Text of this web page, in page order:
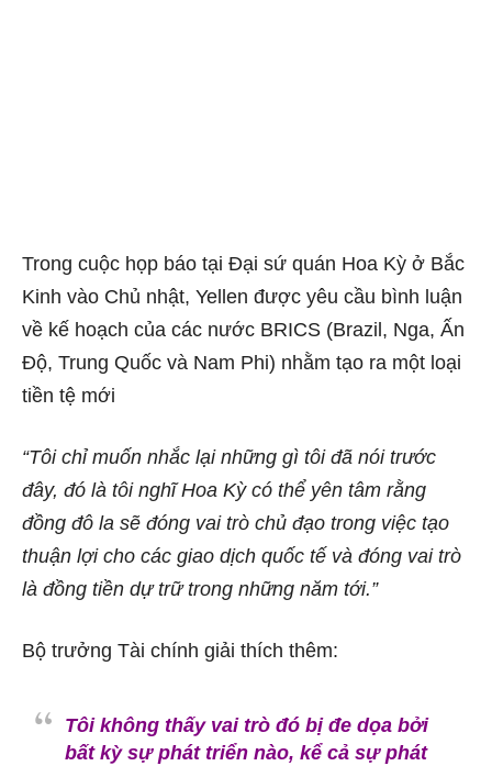
Trong cuộc họp báo tại Đại sứ quán Hoa Kỳ ở Bắc
Kinh vào Chủ nhật, Yellen được yêu cầu bình luận
về kế hoạch của các nước BRICS (Brazil, Nga, Ấn
Độ, Trung Quốc và Nam Phi) nhằm tạo ra một loại
tiền tệ mới
“Tôi chỉ muốn nhắc lại những gì tôi đã nói trước
đây, đó là tôi nghĩ Hoa Kỳ có thể yên tâm rằng
đồng đô la sẽ đóng vai trò chủ đạo trong việc tạo
thuận lợi cho các giao dịch quốc tế và đóng vai trò
là đồng tiền dự trữ trong những năm tới.”
Bộ trưởng Tài chính giải thích thêm:
Tôi không thấy vai trò đó bị đe dọa bởi
bất kỳ sự phát triển nào, kể cả sự phát